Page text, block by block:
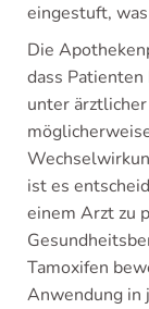
eingestuft,
Die
dass
unter
ist es
einem Arzt zu
Tamoxifen
Anwendung in